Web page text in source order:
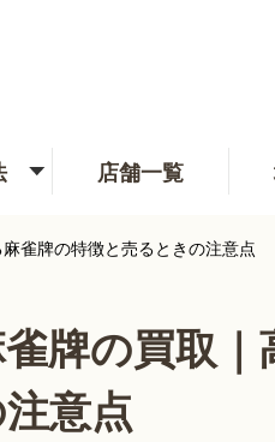
店舗一覧
雀牌の特徴と売るときの注意点
牌の買取
意点